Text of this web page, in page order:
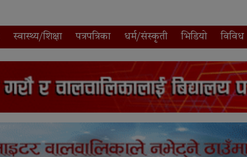
स्वास्थ्य/शिक्षा पत्रपत्रिका धर्म/संस्कृती भिडियो विविध